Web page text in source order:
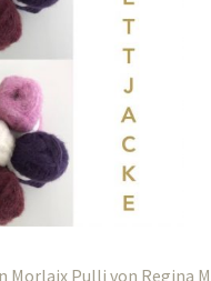
Morlaix Pulli von Regina